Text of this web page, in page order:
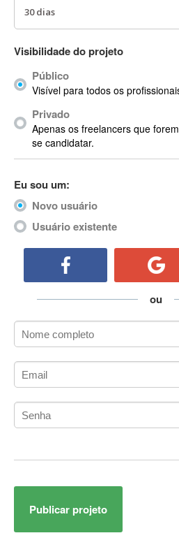
AccountMate
Acrobat
Acrobat X
Acronis
ACT
ActionScript
ActionScript 3
Active Directory
ActiveX Data Objects (ADO)
ADK
Administração Acadêmica
Administração de Artistas e
Administração de Banco de Dados
Administração de Redes
Administrador de Sistemas
Adobe After Effects
Adobe AIR
Visibilidade do projeto
Público
Visível para todos os
Privado
Apenas os freelancers que
se candidatar.
Eu sou um:
Novo usuário
Usuário existente
ou
Publicar projeto